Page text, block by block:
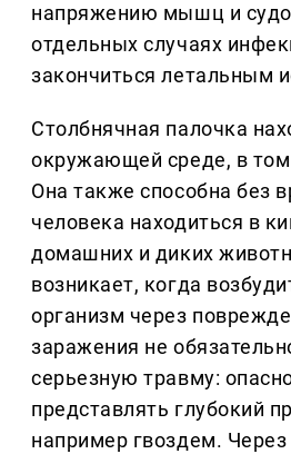
напряжению мышц и
отдельных случаях
закончиться летальным
Столбнячная палочка
окружающей среде, в том
Она также способна без
человека находиться в
домашних и диких
возникает, когда
организм через
заражения не
серьезную травму:
представлять глубокий
например гвоздем.